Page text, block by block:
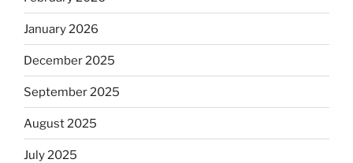
January 2026
December 2025
September 2025
August 2025
July 2025